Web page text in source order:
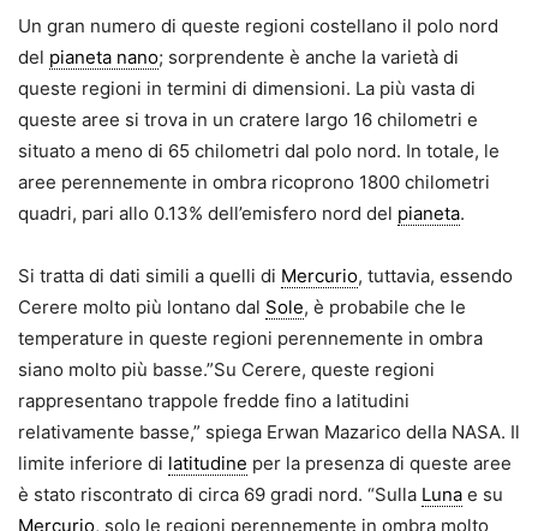
Un gran numero di queste regioni costellano il polo nord
del pianeta nano; sorprendente è anche la varietà di
queste regioni in termini di dimensioni. La più vasta di
queste aree si trova in un cratere largo 16 chilometri e
situato a meno di 65 chilometri dal polo nord. In totale, le
aree perennemente in ombra ricoprono 1800 chilometri
quadri, pari allo 0.13% dell’emisfero nord del pianeta.
Si tratta di dati simili a quelli di Mercurio, tuttavia, essendo
Cerere molto più lontano dal Sole, è probabile che le
temperature in queste regioni perennemente in ombra
siano molto più basse.”Su Cerere, queste regioni
rappresentano trappole fredde fino a latitudini
relativamente basse,” spiega Erwan Mazarico della NASA. Il
limite inferiore di latitudine per la presenza di queste aree
è stato riscontrato di circa 69 gradi nord. “Sulla Luna e su
Mercurio, solo le regioni perennemente in ombra molto